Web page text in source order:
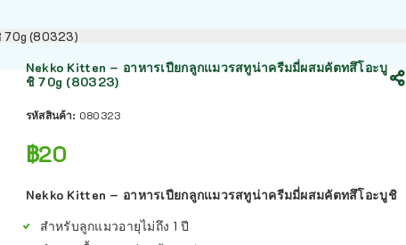
70g (80323)
Nekko Kitten – อาหารเปียกลูกแมวรสทูน่าครีมมี่ผสมคัตทสึโอะบู
ชิ 70g (80323)
รหัสสินค้า: 080323
฿20
Nekko Kitten – อาหารเปียกลูกแมวรสทูน่าครีมมี่ผสมคัตทสึโอะบูชิ
สำหรับลูกแมวอายุไม่ถึง 1 ปี